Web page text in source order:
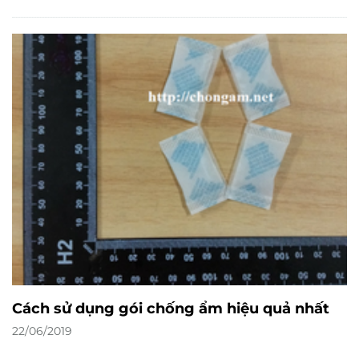
Cách sử dụng gói chống ẩm hiệu quả nhất
22/06/2019